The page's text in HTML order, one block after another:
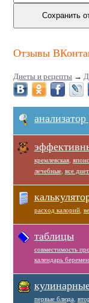
Отзывы
Диеты и рецепты→
кремлевская,
лечебные, все
расход калорий,
таблицы
совместимость
календарь
первые блюда